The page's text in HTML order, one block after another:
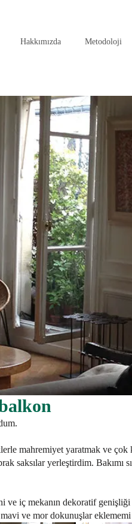
Hakkımızda Metodoloji
mahremiyet yaratmak ve
saksılar yerleştirdim. Bakımı
iç mekanın dekoratif
ve mor dokunuşlar eklememi